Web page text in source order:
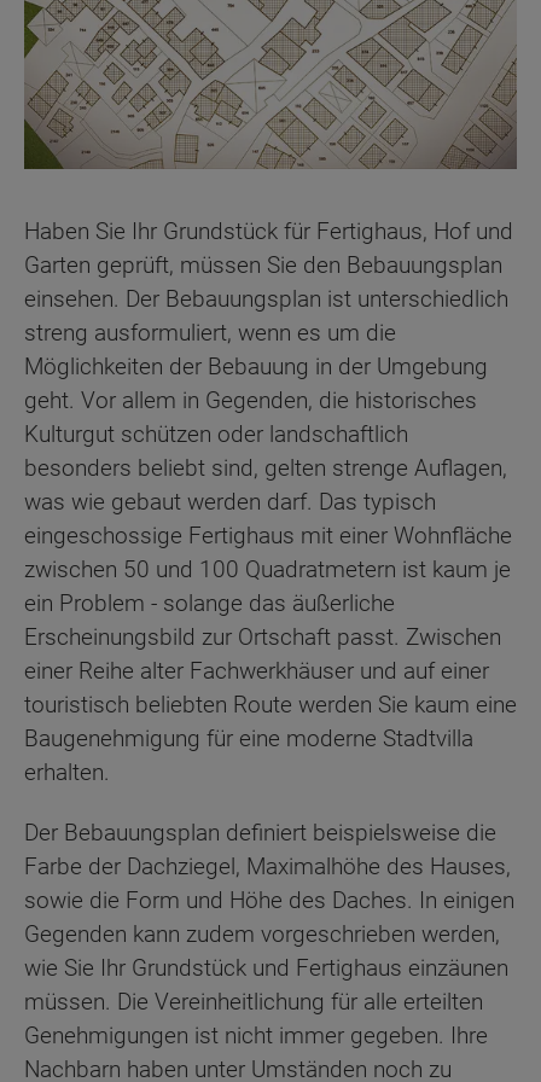
Haben Sie Ihr Grundstück für Fertighaus, Hof und
Garten geprüft, müssen Sie den Bebauungsplan
einsehen. Der Bebauungsplan ist unterschiedlich
streng ausformuliert, wenn es um die
Möglichkeiten der Bebauung in der Umgebung
geht. Vor allem in Gegenden, die historisches
Kulturgut schützen oder landschaftlich
besonders beliebt sind, gelten strenge Auflagen,
was wie gebaut werden darf. Das typisch
eingeschossige Fertighaus mit einer Wohnfläche
zwischen 50 und 100 Quadratmetern ist kaum je
ein Problem - solange das äußerliche
Erscheinungsbild zur Ortschaft passt. Zwischen
einer Reihe alter Fachwerkhäuser und auf einer
touristisch beliebten Route werden Sie kaum eine
Baugenehmigung für eine moderne Stadtvilla
erhalten.
Der Bebauungsplan definiert beispielsweise die
Farbe der Dachziegel, Maximalhöhe des Hauses,
sowie die Form und Höhe des Daches. In einigen
Gegenden kann zudem vorgeschrieben werden,
wie Sie Ihr Grundstück und Fertighaus einzäunen
müssen. Die Vereinheitlichung für alle erteilten
Genehmigungen ist nicht immer gegeben. Ihre
Nachbarn haben unter Umständen noch zu